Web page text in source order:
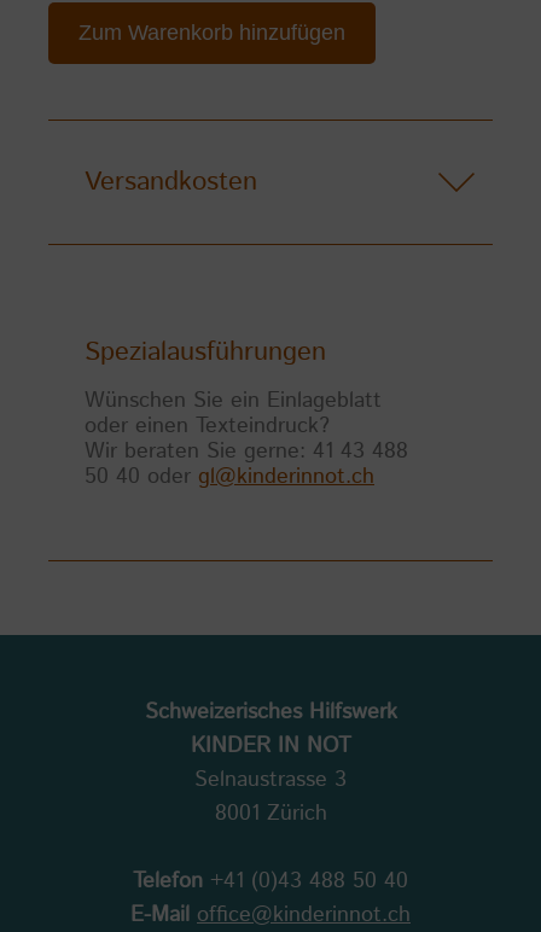
Zum Warenkorb hinzufügen
Versandkosten
Spezialausführungen
Wünschen Sie ein Einlageblatt
oder einen Texteindruck?
Wir beraten Sie gerne: 41 43 488
50 40 oder gl@kinderinnot.ch
Schweizerisches Hilfswerk
KINDER IN NOT
Selnaustrasse 3
8001 Zürich
Telefon +41 (0)43 488 50 40
E-Mail office@kinderinnot.ch